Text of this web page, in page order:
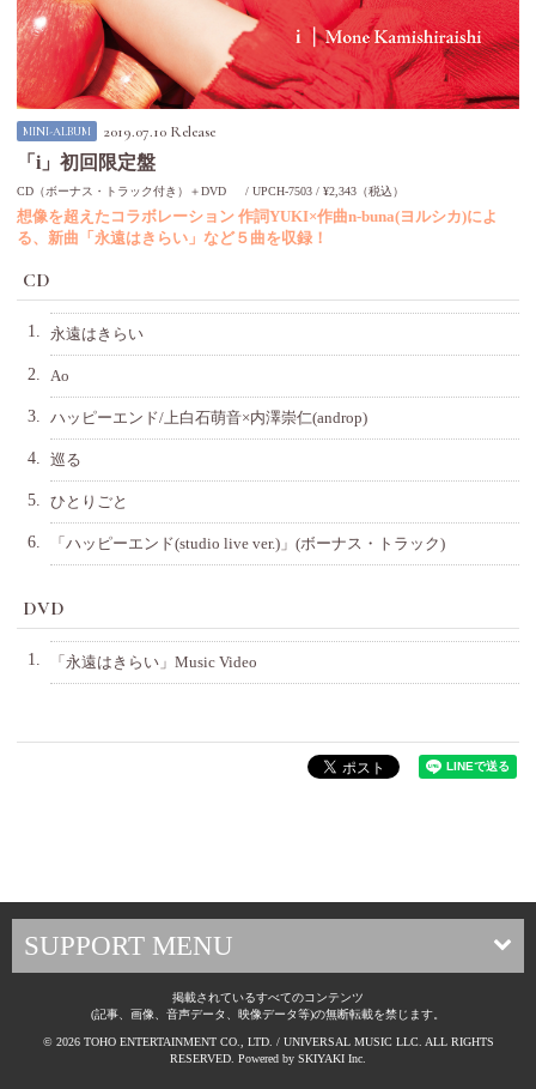
MINI-ALBUM 2019.07.10 Release
「i」初回限定盤
CD（ボーナス・トラック付き）＋DVD UPCH-7503 ¥2,343（税込）
想像を超えたコラボレーション 作詞YUKI×作曲n-buna(ヨルシカ)によ
る、新曲「永遠はきらい」など５曲を収録！
CD
1. 永遠はきらい
2. Ao
3. ハッピーエンド/上白石萌音×内澤崇仁(androp)
4. 巡る
5. ひとりごと
6. 「ハッピーエンド(studio live ver.)」(ボーナス・トラック)
DVD
1. 「永遠はきらい」Music Video
SUPPORT MENU
掲載されているすべてのコンテンツ
(記事、画像、音声データ、映像データ等)の無断転載を禁じます。
© 2026 TOHO ENTERTAINMENT CO., LTD. / UNIVERSAL MUSIC LLC. ALL RIGHTS
RESERVED. Powered by SKIYAKI Inc.